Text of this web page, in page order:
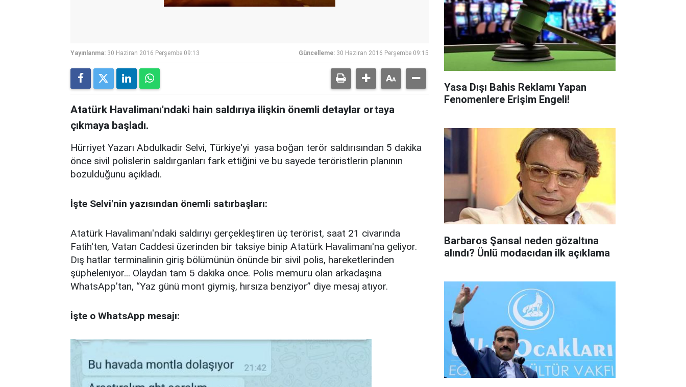
Yayınlanma: 30 Haziran 2016 Perşembe 09:13 Güncelleme: 30 Haziran 2016 Perşembe 09:15
Atatürk Havalimanı'ndaki hain saldırıya ilişkin önemli detaylar ortaya
çıkmaya başladı.
Hürriyet Yazarı Abdulkadir Selvi, Türkiye'yi yasa boğan terör saldırısından 5 dakika
önce sivil polislerin saldırganları fark ettiğini ve bu sayede teröristlerin planının
bozulduğunu açıkladı.
İşte Selvi'nin yazısından önemli satırbaşları:
Atatürk Havalimanı'ndaki saldırıyı gerçekleştiren üç terörist, saat 21 civarında
Fatih'ten, Vatan Caddesi üzerinden bir taksiye binip Atatürk Havalimanı'na geliyor.
Dış hatlar terminalinin giriş bölümünün önünde bir sivil polis, hareketlerinden
şüpheleniyor... Olaydan tam 5 dakika önce. Polis memuru olan arkadaşına
WhatsApp’tan, “Yaz günü mont giymiş, hırsıza benziyor” diye mesaj atıyor.
İşte o WhatsApp mesajı:
Yasa Dışı Bahis Reklamı Yapan
Fenomenlere Erişim Engeli!
Barbaros Şansal neden gözaltına
alındı? Ünlü modacıdan ilk açıklama